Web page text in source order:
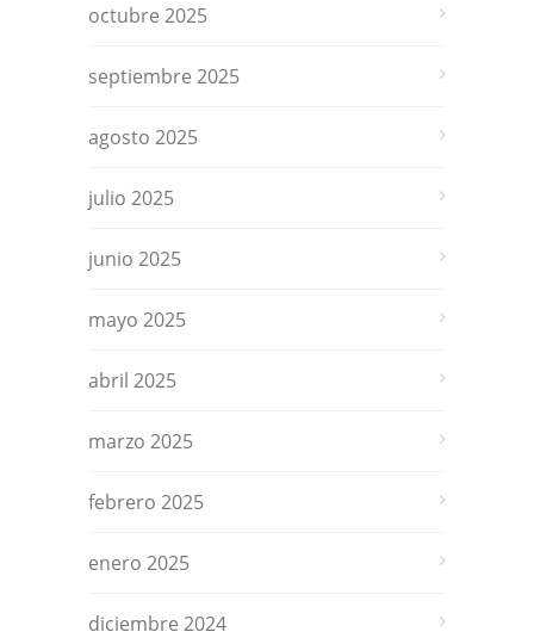
octubre 2025
septiembre 2025
agosto 2025
julio 2025
junio 2025
mayo 2025
abril 2025
marzo 2025
febrero 2025
enero 2025
diciembre 2024